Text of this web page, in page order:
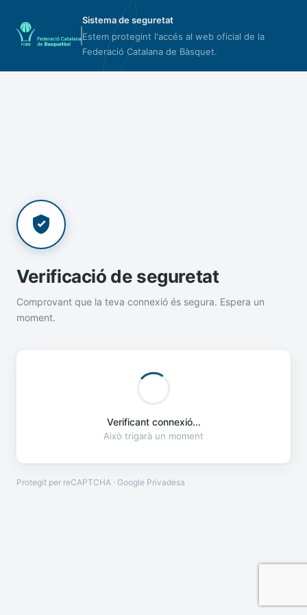
Sistema de seguretat
Estem protegint l'accés al web oficial de la
Federació Catalana de Bàsquet.
Verificació de seguretat
Comprovant que la teva connexió és segura. Espera un
moment.
Verificant connexió...
Això trigarà un moment
Protegit per reCAPTCHA · Google Privadesa